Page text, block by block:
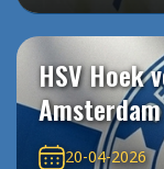
HSV Hoek
Amsterdam
20-04-2026